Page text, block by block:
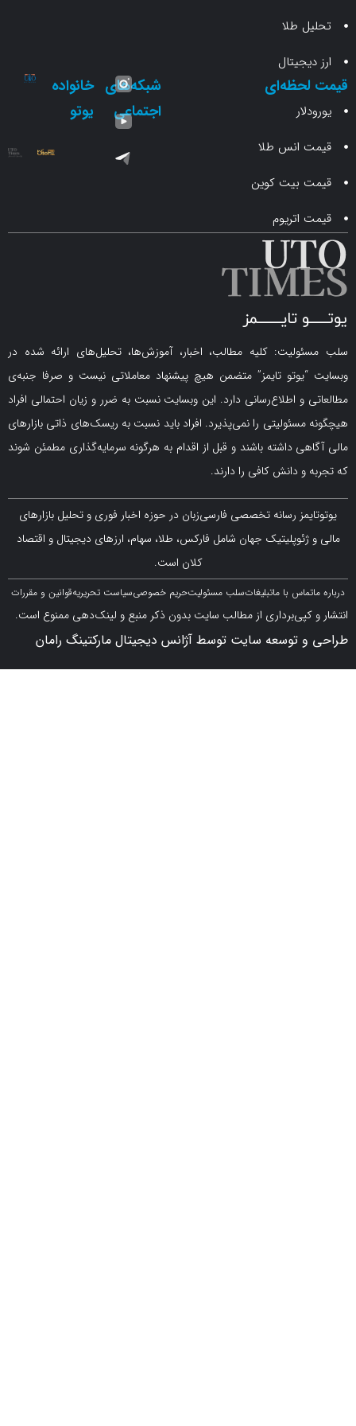
انس طلا
بیت کوین
شبکه‌های خانواده
یوتو
کلیه مطالب، اخبار، آموزش‌ها، تحلیل‌های ارائه شده در
تایمز” متضمن هیچ پیشنهاد معاملاتی نیست و صرفا جنبه‌ی
اطلاع‌رسانی دارد. این وبسایت نسبت به ضرر و زیان احتمالی افراد
را نمی‌پذیرد. افراد باید نسبت به ریسک‌های ذاتی بازارهای
داشته باشند و قبل از اقدام به هرگونه سرمایه‌گذاری مطمئن شوند
دانش کافی را دارند.
رسانه تخصصی فارسی‌زبان در حوزه اخبار فوری و تحلیل بازارهای
جهان شامل فارکس، طلا، سهام، ارزهای دیجیتال و اقتصاد
با ما تبلیغاتسلب مسئولیتحریم خصوصیسیاست تحریریهقوانین و مقررات
از مطالب سایت بدون ذکر منبع و لینک‌دهی ممنوع است.
سایت توسط آژانس دیجیتال مارکتینگ رامان